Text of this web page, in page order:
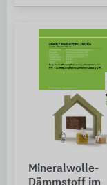
Mineralwolle-
Dämmstoff im